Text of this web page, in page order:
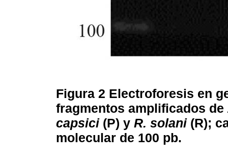
Figura 2 Electroforesis en
fragmentos amplificados de
capsici(P) y R. solani(R);
molecular de 100 pb.